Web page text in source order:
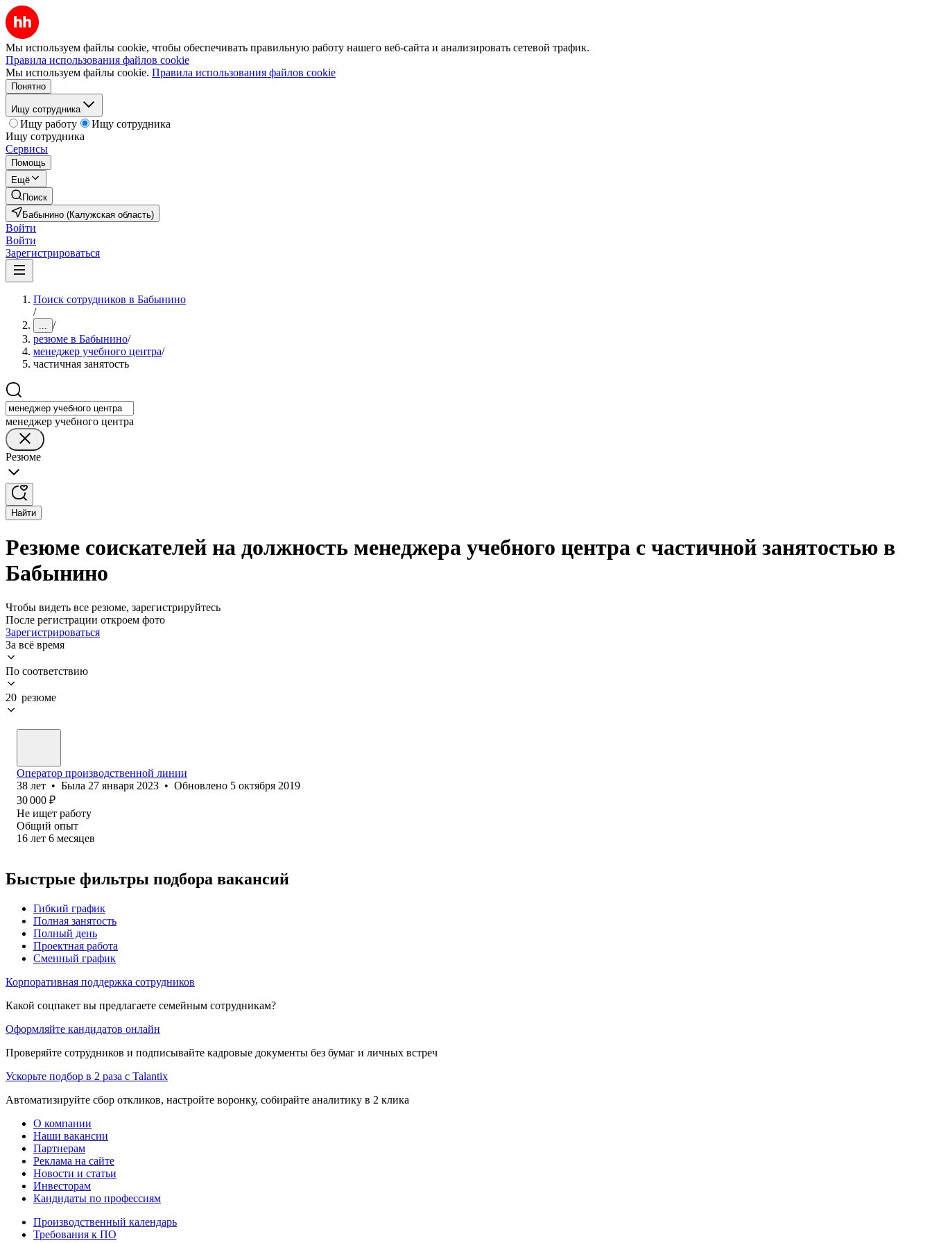
Мы используем файлы cookie, чтобы обеспечивать правильную работу нашего веб-сайта и анализировать сетевой трафик.
Правила использования файлов cookie
Мы используем файлы cookie. Правила использования файлов cookie
Понятно
Ищу сотрудника
Ищу работу
Ищу сотрудника
Ищу сотрудника
Сервисы
Помощь
Ещё
Поиск
Бабынино (Калужская область)
Войти
Войти
Зарегистрироваться
Поиск сотрудников в Бабынино
/
... /
резюме в Бабынино/
менеджер учебного центра/
частичная занятость
менеджер учебного центра
Резюме
Найти
Резюме соискателей на должность менеджера учебного центра с частичной занятостью в
Бабынино
Чтобы видеть все резюме, зарегистрируйтесь
После регистрации откроем фото
Зарегистрироваться
За всё время
По соответствию
20 резюме
Оператор производственной линии
38 лет • Была 27 января 2023 • Обновлено 5 октября 2019
30 000 ₽
Не ищет работу
Общий опыт
16 лет 6 месяцев
Быстрые фильтры подбора вакансий
Гибкий график
Полная занятость
Полный день
Проектная работа
Сменный график
Корпоративная поддержка сотрудников
Какой соцпакет вы предлагаете семейным сотрудникам?
Оформляйте кандидатов онлайн
Проверяйте сотрудников и подписывайте кадровые документы без бумаг и личных встреч
Ускорьте подбор в 2 раза с Talantix
Автоматизируйте сбор откликов, настройте воронку, собирайте аналитику в 2 клика
О компании
Наши вакансии
Партнерам
Реклама на сайте
Новости и статьи
Инвесторам
Кандидаты по профессиям
Производственный календарь
Требования к ПО